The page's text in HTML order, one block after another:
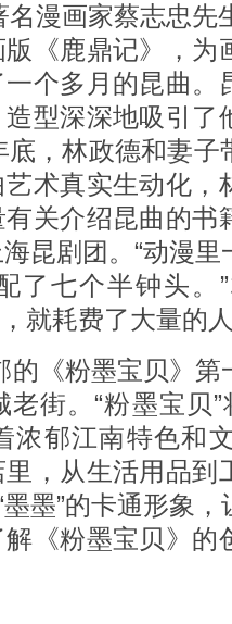
漫画家蔡志忠先
《鹿鼎记》，为
个多月的昆曲。
型深深地吸引了
底，林政德和妻
术真实生动化，
关介绍昆曲的书
昆剧团。“动漫
了七个半钟头。
就耗费了大量的
的《粉墨宝贝》
街。“粉墨宝贝
浓郁江南特色和
里，从生活用品
墨墨”的卡通形象
《粉墨宝贝》的